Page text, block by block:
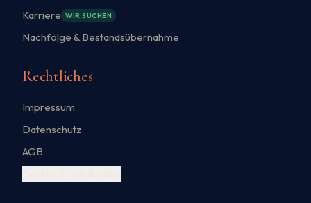
Karriere WIR SUCHEN
Nachfolge & Bestandsübernahme
Rechtliches
Impressum
Datenschutz
AGB
Cookie-Einstellungen